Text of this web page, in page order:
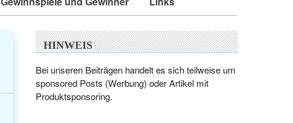
HINWEIS
Bei unseren Beiträgen handelt es sich teilweise um
sponsored Posts (Werbung) oder Artikel mit
Produktsponsoring.